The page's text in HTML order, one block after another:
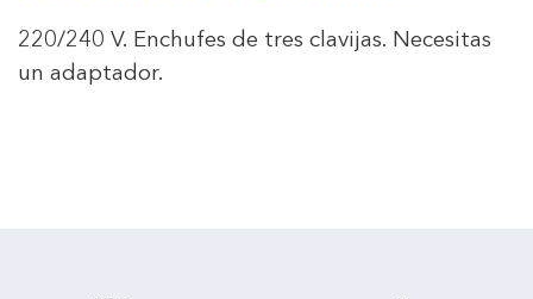
220/240 V. Enchufes de tres clavijas. Necesitas
un adaptador.